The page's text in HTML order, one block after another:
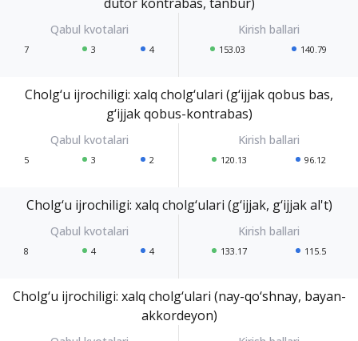
7 3 4 153.03 140.79
Cholg‘u ijrochiligi: xalq cholg‘ulari (g‘ijjak qobus bas,
g‘ijjak qobus-kontrabas)
5 3 2 120.13 96.12
Cholg‘u ijrochiligi: xalq cholg‘ulari (g‘ijjak, g‘ijjak al't)
8 4 4 133.17 115.5
Cholg‘u ijrochiligi: xalq cholg‘ulari (nay-qo‘shnay, bayan-
akkordeyon)